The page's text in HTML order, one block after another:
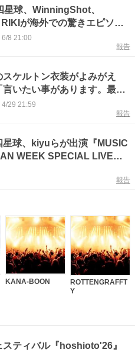
星球、WinningShot、
が海外での驚きエピソー
りつくす！『Shibuya
6/8 21:00
報告
ケルトン衣装がよみがえ
言いたい事があります。最高
球＆マキシマム ザ ホルモン
4/29 21:59
報告
星球、kiyuらが出演『MUSIC
WEEK SPECIAL LIVE』
開催
報告
KANA-BOON
ROTTENGRAFFT
Y
スティバル『hoshioto'26』